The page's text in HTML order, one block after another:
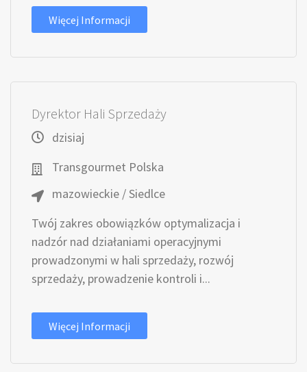
Więcej Informacji
Dyrektor Hali Sprzedaży
dzisiaj
Transgourmet Polska
mazowieckie / Siedlce
Twój zakres obowiązków optymalizacja i
nadzór nad działaniami operacyjnymi
prowadzonymi w hali sprzedaży, rozwój
sprzedaży, prowadzenie kontroli i...
Więcej Informacji